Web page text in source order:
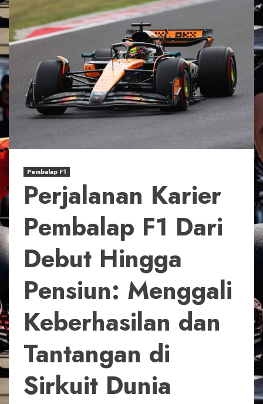
Pembalap F1
Perjalanan Karier
Pembalap F1 Dari
Debut Hingga
Pensiun: Menggali
Keberhasilan dan
Tantangan di
Sirkuit Dunia